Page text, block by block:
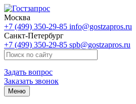
Москва
+7 (499) 350-29-85 info@gostzapros.ru
Санкт-Петербург
+7 (499) 350-29-85 spb@gostzapros.ru
Задать вопрос
Заказать звонок
Меню